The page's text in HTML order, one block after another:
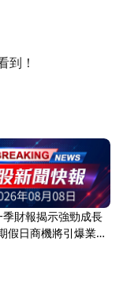
到！
季財報揭示強勁成長
假日商機將引爆業